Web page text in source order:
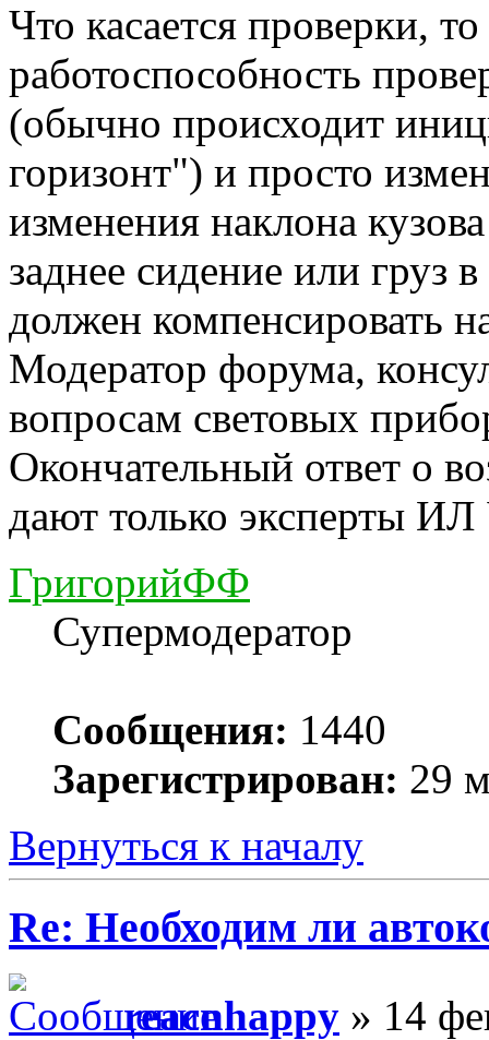
Что касается проверки,
работоспособность
(обычно происходит
горизонт") и просто
изменения наклона
заднее сидение или груз
должен компенсировать
Модератор форума,
вопросам световых
Окончательный ответ о
дают только эксперты ИЛ
ГригорийФФ
Супермодератор
Сообщения: 1440
Зарегистрирован: 29
Вернуться к началу
Re: Необходим ли
reacnhappy » 14